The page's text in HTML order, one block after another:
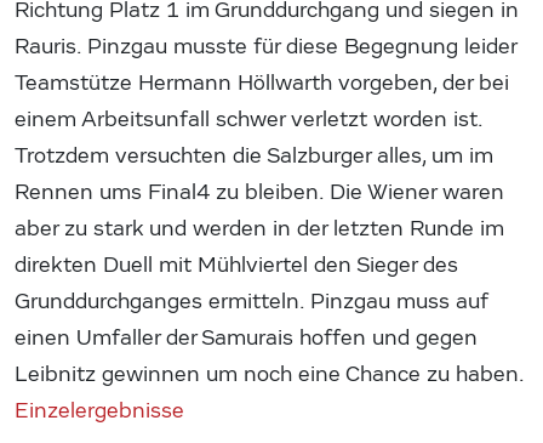
Richtung Platz 1 im Grunddurchgang und siegen in
Rauris. Pinzgau musste für diese Begegnung leider
Teamstütze Hermann Höllwarth vorgeben, der bei
einem Arbeitsunfall schwer verletzt worden ist.
Trotzdem versuchten die Salzburger alles, um im
Rennen ums Final4 zu bleiben. Die Wiener waren
aber zu stark und werden in der letzten Runde im
direkten Duell mit Mühlviertel den Sieger des
Grunddurchganges ermitteln. Pinzgau muss auf
einen Umfaller der Samurais hoffen und gegen
Leibnitz gewinnen um noch eine Chance zu haben.
Einzelergebnisse